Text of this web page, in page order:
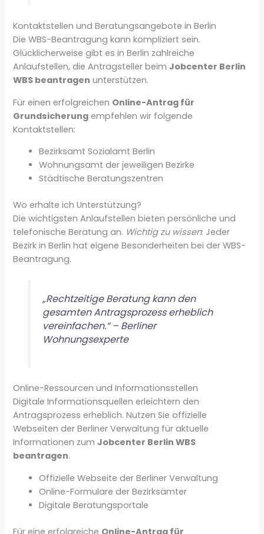
Kontaktstellen und Beratungsangebote in Berlin
Die WBS-Beantragung kann kompliziert sein.
Glücklicherweise gibt es in Berlin zahlreiche
Anlaufstellen, die Antragsteller beimJobcenter Berlin
WBS beantragen unterstützen.
Für einen erfolgreichen Online-Antrag für
Grundsicherung empfehlen wir folgende
Kontaktstellen:
Bezirksamt Sozialamt Berlin
Wohnungsamt der jeweiligen Bezirke
Städtische Beratungszentren
Wo erhalte ich Unterstützung?
Die wichtigsten Anlaufstellen bieten persönliche und
telefonische Beratung an. Wichtig zu wissen: Jeder
Bezirk in Berlin hat eigene Besonderheiten bei der WBS-
Beantragung.
„Rechtzeitige Beratung kann den
gesamten Antragsprozess erheblich
vereinfachen.“ – Berliner
Wohnungsexperte
Online-Ressourcen und Informationsstellen
Digitale Informationsquellen erleichtern den
Antragsprozess erheblich. Nutzen Sie offizielle
Webseiten der Berliner Verwaltung für aktuelle
Informationen zumJobcenter Berlin WBS
beantragen.
Offizielle Webseite der Berliner Verwaltung
Online-Formulare der Bezirksämter
Digitale Beratungsportale
Für eine erfolgreiche Online-Antrag für